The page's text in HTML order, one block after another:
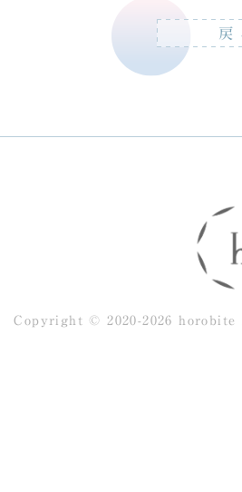
戻
Copyright © 2020-2026 horobite